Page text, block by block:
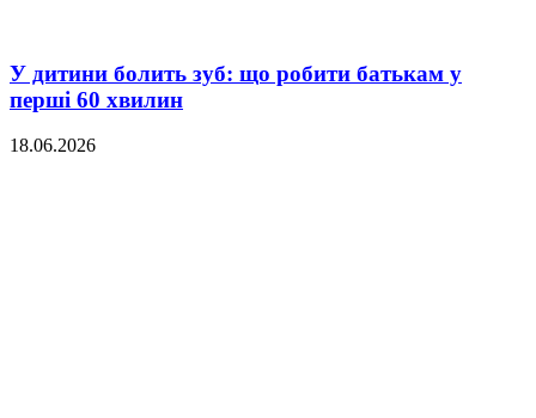
У дитини болить зуб: що робити батькам у
перші 60 хвилин
18.06.2026